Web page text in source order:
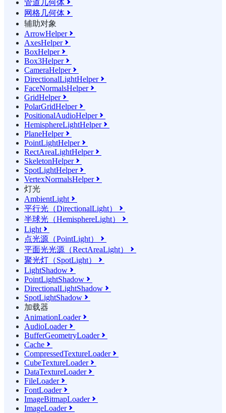
管道几何体 
网格几何体 
辅助对象
ArrowHelper
AxesHelper
BoxHelper
Box3Helper
CameraHelper
DirectionalLightHelper
FaceNormalsHelper
GridHelper
PolarGridHelper
PositionalAudioHelper
HemisphereLightHelper
PlaneHelper
PointLightHelper
RectAreaLightHelper
SkeletonHelper
SpotLightHelper
VertexNormalsHelper
灯光
AmbientLight 
平行光（DirectionalLight） 
半球光（HemisphereLight） 
Light 
点光源（PointLight） 
平面光光源（RectAreaLight） 
聚光灯（SpotLight） 
LightShadow 
PointLightShadow 
DirectionalLightShadow 
SpotLightShadow 
加载器
AnimationLoader
AudioLoader
BufferGeometryLoader
Cache 
CompressedTextureLoader
CubeTextureLoader
DataTextureLoader
FileLoader
FontLoader
ImageBitmapLoader
ImageLoader